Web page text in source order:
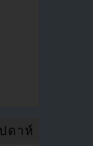
ดาห์